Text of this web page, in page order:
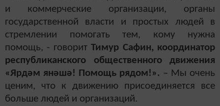
и коммерческие организации, органы
государственной власти и простых людей в
стремлении помогать тем, кому нужна
помощь, - говоритТимур Сафин, координатор
республиканского общественного движения
«Ярдәм янәшә! Помощь рядом!». – Мы очень
ценим, что к движению присоединяется все
больше людей и организаций.